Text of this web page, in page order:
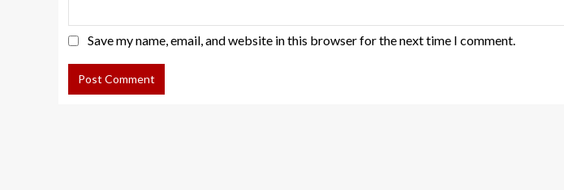
Save my name, email, and website in this browser for the next time I comment.